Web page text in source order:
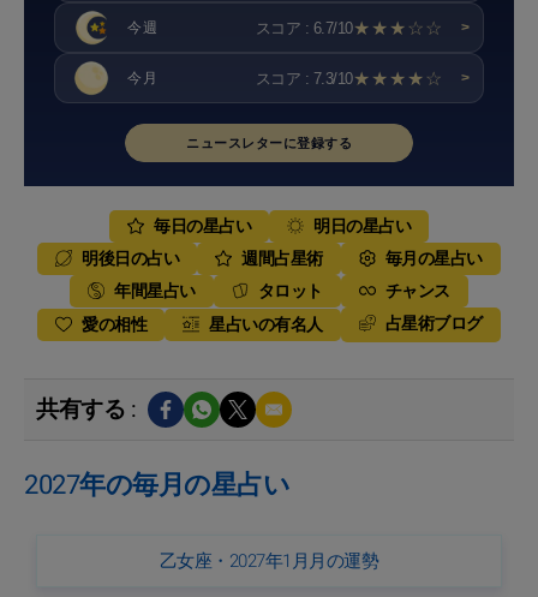
今週 スコア : 6.7/10★★★☆☆ >
今月 スコア : 7.3/10★★★★☆ >
ニュースレターに登録する
毎日の星占い
明日の星占い
明後日の占い
週間占星術
毎月の星占い
年間星占い
タロット
チャンス
愛の相性
星占いの有名人 占星術ブログ
共有する :
2027年の毎月の星占い
乙女座・2027年1月月の運勢